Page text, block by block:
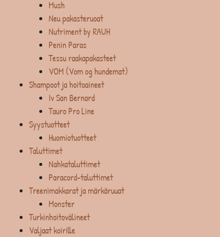
Mush
Neu pakasteruoat
Nutriment by RAUH
Penin Paras
Tessu raakapakasteet
VOM (Vom og hundemat)
Shampoot ja hoitoaineet
Iv San Bernard
Tauro Pro Line
Syystuotteet
Huomiotuotteet
Taluttimet
Nahkataluttimet
Paracord-taluttimet
Treenimakkarat ja märkäruuat
Monster
Turkinhoitovälineet
Valjaat koirille